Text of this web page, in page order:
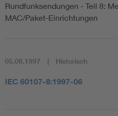
Rundfunksendungen - Teil 8:
MAC/Paket-Einrichtungen
05.06.1997 Historisch
IEC 60107-8:1997-06